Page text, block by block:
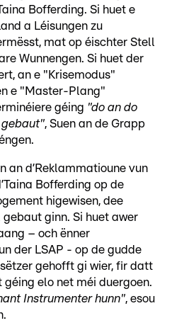
Bofferding. Si huet e
a Léisungen zu
mat op éischter Stell
Wunnengen. Si huet der
an e "Krisemodus"
e "Master-Plang"
géing "do an do
gebaut", Suen an de Grapp
an d’Reklammatioune vun
Bofferding op de
higewisen, dee
gebaut ginn. Si huet awer
– och ënner
der LSAP - op de gudde
gehofft gi wier, fir datt
elo net méi duergoen.
Instrumenter hunn", esou